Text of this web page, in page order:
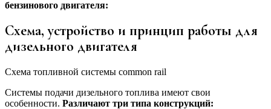
бензинового двигателя:
Схема, устройство и принцип работы для
дизельного двигателя
Схема топливной системы common rail
Системы подачи дизельного топлива имеют свои
особенности. Различают три типа конструкций: